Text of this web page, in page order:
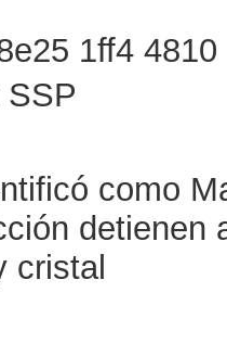
SSP
como
detienen
cristal